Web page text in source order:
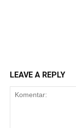
LEAVE A REPLY